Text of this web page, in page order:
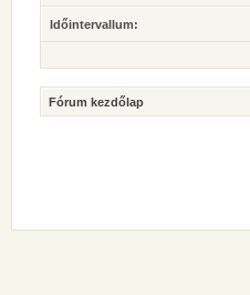
Időintervallum:
Fórum kezdőlap